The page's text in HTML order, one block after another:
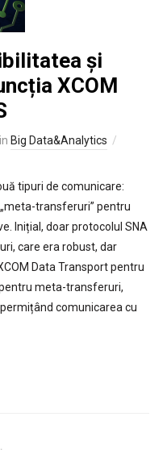
și
XCOM
in Big Data&Analytics
tipuri de comunicare:
transferuri” pentru
Inițial, doar protocolul SNA
care era robust, dar
Data Transport pentru
meta-transferuri,
comunicarea cu